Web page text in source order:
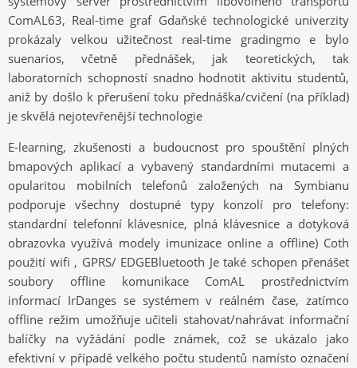
ComAL63, Real-time graf Gdaňské technologické univerzity
prokázaly velkou užitečnost real-time gradingmo e bylo
suenarios, včetně přednášek, jak teoretických, tak
laboratorních schopností snadno hodnotit aktivitu studentů,
aniž by došlo k přerušení toku přednáška/cvičení (na příklad)
je skvělá nejotevřenější technologie
E-learning, zkušenosti a budoucnost pro spouštění plných
bmapových aplikací a vybavený standardními mutacemi a
opularitou mobilních telefonů založených na Symbianu
podporuje všechny dostupné typy konzolí pro telefony:
standardní telefonní klávesnice, plná klávesnice a dotyková
obrazovka využívá modely imunizace online a offline) Coth
použití wifi , GPRS/ EDGEBluetooth Je také schopen přenášet
soubory offline komunikace ComAL prostřednictvím
informací IrDanges se systémem v reálném čase, zatímco
offline režim umožňuje učiteli stahovat/nahrávat informační
balíčky na vyžádání podle známek, což se ukázalo jako
efektivní v případě velkého počtu studentů namísto označení